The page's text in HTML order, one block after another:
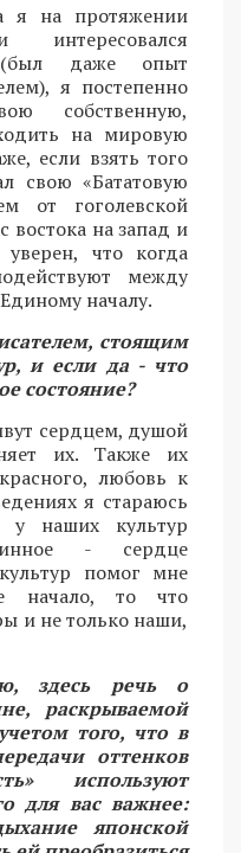
я на протяжении
интересовался
(был даже опыт
я постепенно
собственную,
на мировую
если взять того
свою «Бататовую
от гоголевской
востока на запад и
что когда
между
началу.
стоящим
и если да - что
состояние?
сердцем, душой
их. Также их
любовь к
я стараюсь
у наших культур
- сердце
помог мне
начало, то что
и не только наши,
здесь речь о
раскрываемой
того, что в
оттенков
используют
для вас важнее:
японской